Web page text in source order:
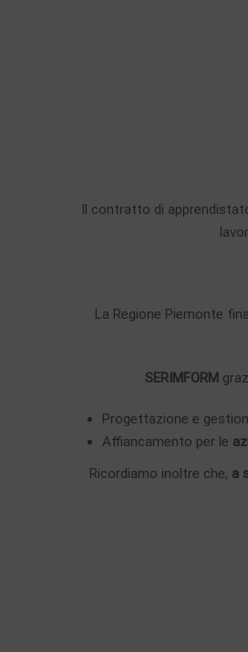
Il contratto di
La Regione Piemonte
SERIMFORM
Progettazione e
Affiancamento per le
Ricordiamo inoltre che, a